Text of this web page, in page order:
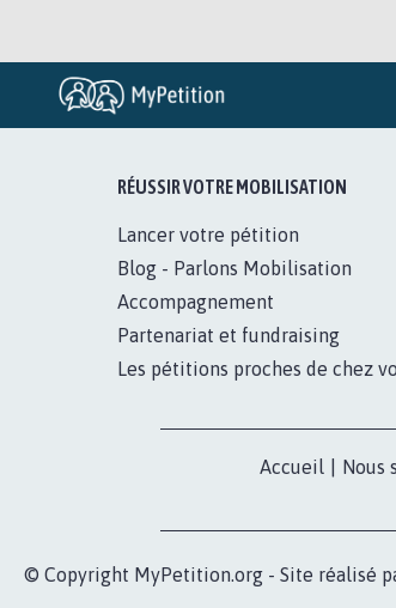
RÉUSSIR VOTRE MOBILISATION
Lancer votre pétition
Blog - Parlons Mobilisation
Accompagnement
Partenariat et fundraising
Les pétitions proches de chez
Accueil Nous
© Copyright MyPetition.org - Site réalisé